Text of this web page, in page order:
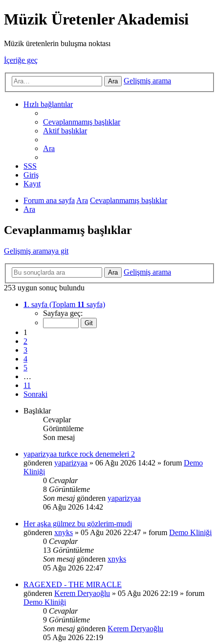
Müzik Üretenler Akademisi
Müzik üretenlerin buluşma noktası
İçeriğe geç
Ara Gelişmiş arama
Hızlı bağlantılar
Cevaplanmamış başlıklar
Aktif başlıklar
Ara
SSS
Giriş
Kayıt
Forum ana sayfaAra Cevaplanmamış başlıklar
Ara
Cevaplanmamış başlıklar
Gelişmiş aramaya git
Ara
Gelişmiş arama
253 uygun sonuç bulundu
1. sayfa (Toplam 11 sayfa)
Sayfaya geç:
1
2
3
4
5
…
11
Sonraki
Başlıklar
Cevaplar
Görüntüleme
Son mesaj
yaparizyaa turkce rock denemeleri 2
gönderen yaparizyaa » 06 Ağu 2026 14:42 » forum Demo
Kliniği
0 Cevaplar
8 Görüntüleme
Son mesaj gönderen yaparizyaa
06 Ağu 2026 14:42
Her aşka gülmez bu gözlerim-mudi
gönderen xnyks » 05 Ağu 2026 22:47 » forum Demo Kliniği
0 Cevaplar
13 Görüntüleme
Son mesaj gönderen xnyks
05 Ağu 2026 22:47
RAGEXED - THE MIRACLE
gönderen Kerem Deryaoğlu » 05 Ağu 2026 22:19 » forum
Demo Kliniği
0 Cevaplar
9 Görüntüleme
Son mesaj gönderen Kerem Deryaoğlu
05 Ağu 2026 22:19